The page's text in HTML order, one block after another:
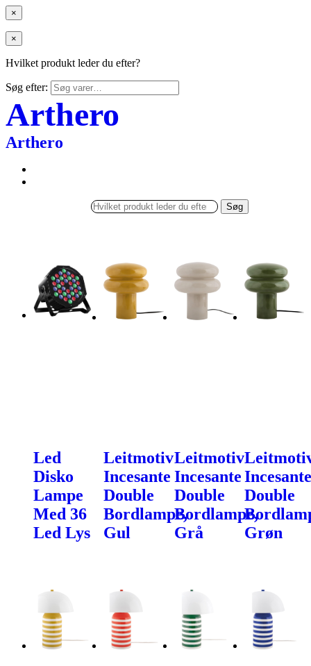
×
×
Hvilket produkt leder du efter?
Søg efter:
Arthero
Arthero
Søg
Led
Disko
Lampe
Med 36
Led Lys
Leitmotiv
Incesante
Double
Bordlampe,
Gul
Leitmotiv
Incesante
Double
Bordlampe,
Grå
Incesante
Double
Grøn